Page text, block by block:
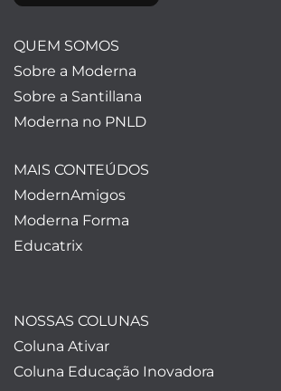
QUEM SOMOS
Sobre a Moderna
Sobre a Santillana
Moderna no PNLD
MAIS CONTEÚDOS
ModernAmigos
Moderna Forma
Educatrix
NOSSAS COLUNAS
Coluna Ativar
Coluna Educação Inovadora